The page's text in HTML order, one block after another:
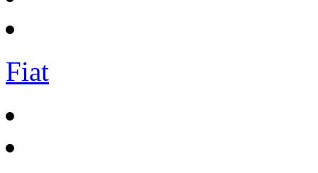
Fiat